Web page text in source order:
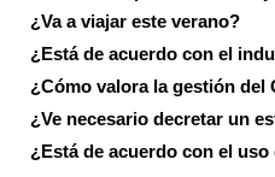
¿Va a viajar este verano?
¿Está de acuerdo con el
¿Cómo valora la gestión
¿Ve necesario decretar un
¿Está de acuerdo con el